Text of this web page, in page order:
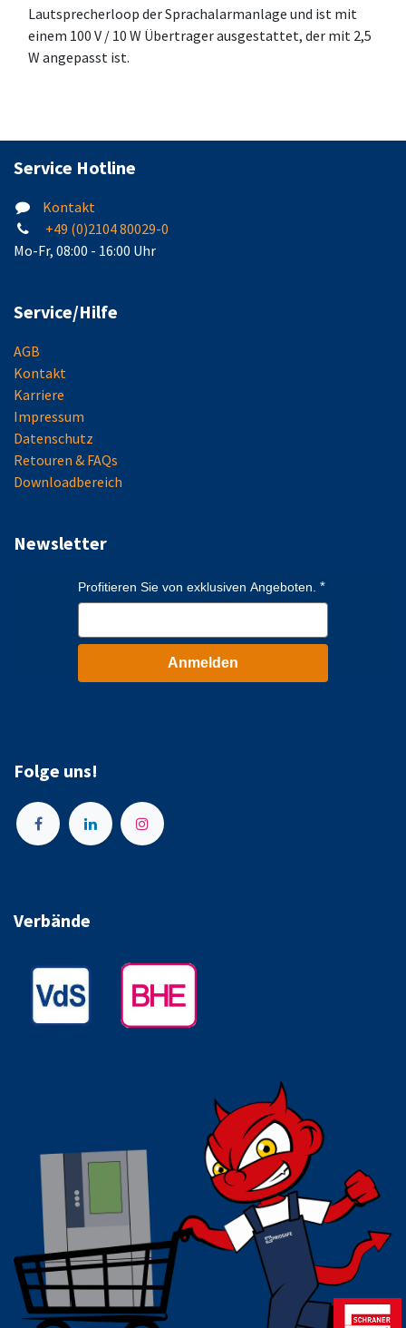
Lautsprecherloop der Sprachalarmanlage und ist mit
einem 100 V / 10 W Übertrager ausgestattet, der mit 2,5
W angepasst ist.
Service Hotline
Kontakt
+49 (0)2104 80029-0
Mo-Fr, 08:00 - 16:00 Uhr
Service/Hilfe
AGB
Kontakt
Karriere
Impressum
Datenschutz
Retouren & FAQs
Downloadbereich
Newsletter
Profitieren Sie von exklusiven Angeboten.
Anmelden
Folge uns!
Verbände